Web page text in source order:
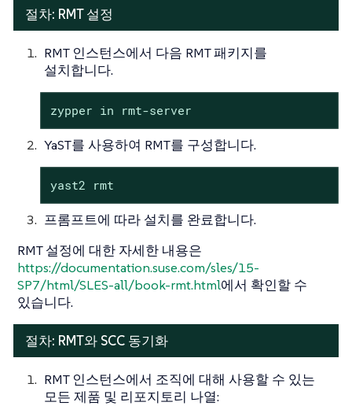
절차: RMT 설정
RMT 인스턴스에서 다음 RMT 패키지를
설치합니다.
zypper in rmt-server
YaST를 사용하여 RMT를 구성합니다.
yast2 rmt
프롬프트에 따라 설치를 완료합니다.
RMT 설정에 대한 자세한 내용은
https://documentation.suse.com/sles/15-
SP7/html/SLES-all/book-rmt.html에서 확인할 수
있습니다.
절차: RMT와 SCC 동기화
RMT 인스턴스에서 조직에 대해 사용할 수 있는
모든 제품 및 리포지토리 나열: